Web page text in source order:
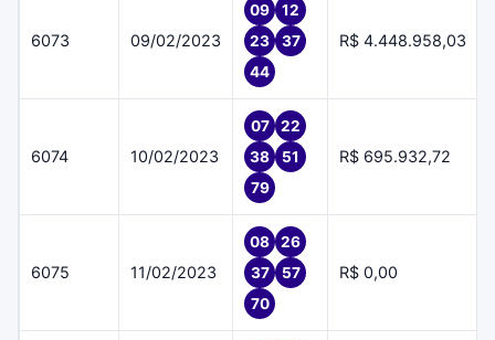
6073 09/02/2023
09
12
23
37
44
R$ 4.448.958,03
6074 10/02/2023
07
22
38
51
79
R$ 695.932,72
6075 11/02/2023
08
26
37
57
70
R$ 0,00